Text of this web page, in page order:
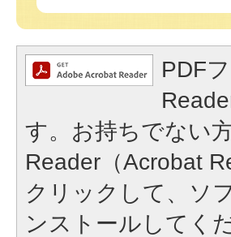
PDF
す。お持ちでない
Reader（Acrobat
クリックして、ソ
ンストールしてく